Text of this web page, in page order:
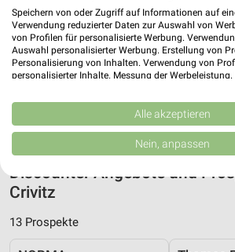
Netto Marken-Discount
Schelfstr. 30
19053 Schwerin
181,55 km • Angebote: 3
Discounter Angebote und
Crivitz
13 Prospekte
Speichern von oder Zugriff auf Informationen auf
Verwendung reduzierter Daten zur Auswahl von
von Profilen für personalisierte Werbung.
Auswahl personalisierter Werbung. Erstellung von
Personalisierung von Inhalten. Verwendung von
personalisierter Inhalte. Messung der
Kombinationen von Daten aus verschiedenen
Verbesserung der Angebote. Verwendung
von Inhalten.
Daten können außerhalb der Europäischen Union
USA gesendet werden.
Website/App.
Partnerliste anzeigen (1 IAB-Anbieter)
Wir nutzen Ihre Daten für folgende Zwecke:
Alle akzeptieren
Nein, anpassen